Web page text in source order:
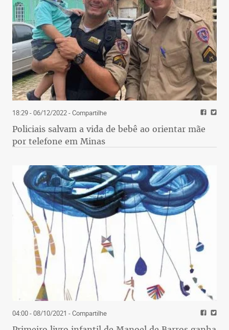
18:29 - 06/12/2022- Compartilhe
Policiais salvam a vida de bebê ao orientar mãe
por telefone em Minas
04:00 - 08/10/2021 - Compartilhe